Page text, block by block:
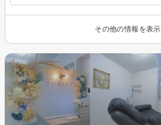
その他の情報を表示